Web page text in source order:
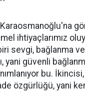
ihtiyaçlarımız
sevgi, bağlanma ve
yani güvenli
bu.
özgürlüğü, yani